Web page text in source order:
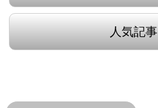
人気記事